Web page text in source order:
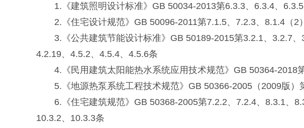
1.《建筑照明设计标准》GB 50034-2013第6.3.3、6.3.4、6.3.5
2.《住宅设计规范》GB 50096-2011第7.1.5、7.2.3、8.1.4（2
3.《公共建筑节能设计标准》GB 50189-2015第3.2.1、3.2.7、
4.2.19、4.5.2、4.5.4、4.5.6条
4.《民用建筑太阳能热水系统应用技术规范》GB 50364-2018
5.《地源热泵系统工程技术规范》GB 50366-2005（2009版）
6.《住宅建筑规范》GB 50368-2005第7.2.2、7.2.4、8.3.1、
10.3.2、10.3.3条